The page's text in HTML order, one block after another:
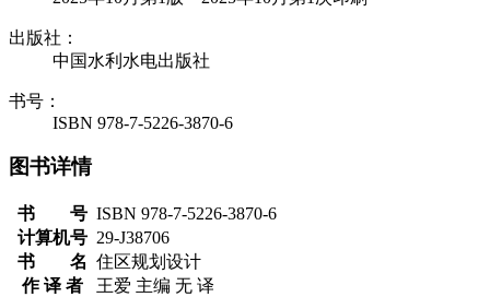
出版社：
中国水利水电出版社
书号：
ISBN 978-7-5226-3870-6
图书详情
书 号 ISBN 978-7-5226-3870-6
计算机号 29-J38706
书 名 住区规划设计
作 译 者
王爱 主编 无 译